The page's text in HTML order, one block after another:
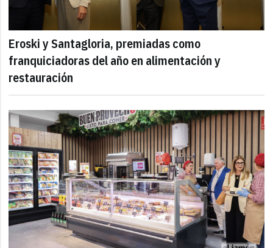
Eroski y Santagloria, premiadas como
franquiciadoras del año en alimentación y
restauración